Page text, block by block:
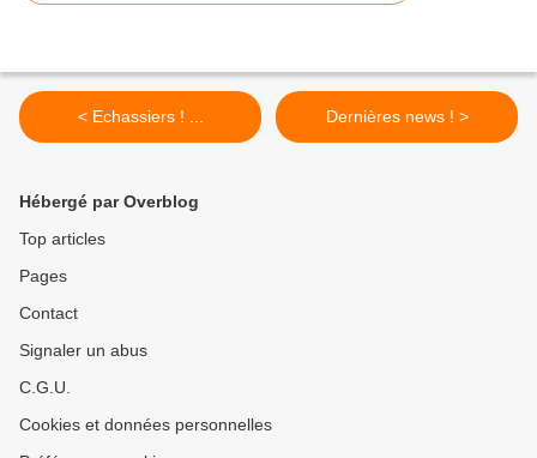
< Echassiers ! ... Dernières news ! >
Hébergé par Overblog
Top articles
Pages
Contact
Signaler un abus
C.G.U.
Cookies et données personnelles